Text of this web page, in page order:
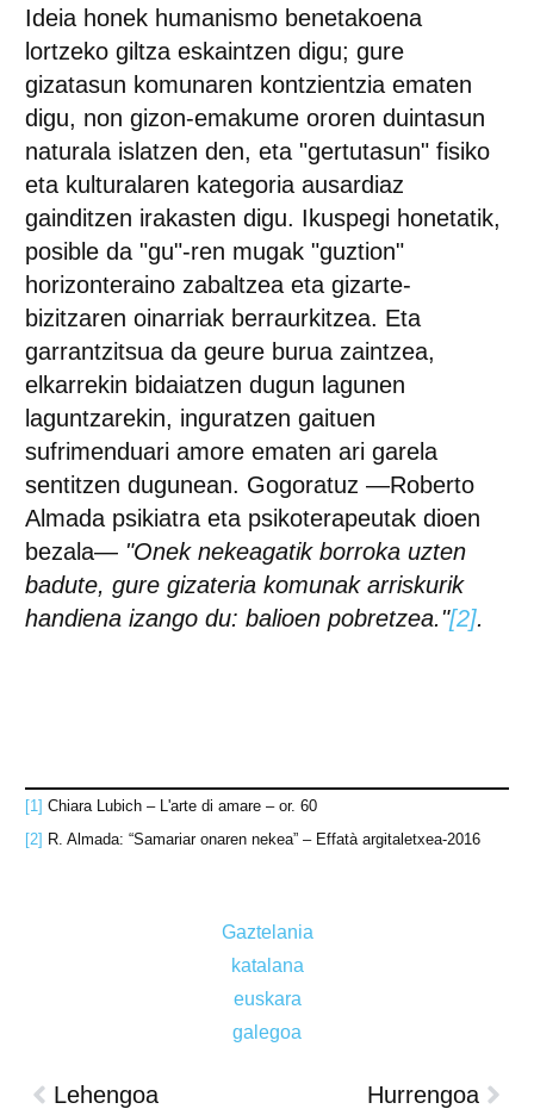
Ideia honek humanismo benetakoena
lortzeko giltza eskaintzen digu; gure
gizatasun komunaren kontzientzia ematen
digu, non gizon-emakume ororen duintasun
naturala islatzen den, eta "gertutasun" fisiko
eta kulturalaren kategoria ausardiaz
gainditzen irakasten digu. Ikuspegi honetatik,
posible da "gu"-ren mugak "guztion"
horizonteraino zabaltzea eta gizarte-
bizitzaren oinarriak berraurkitzea. Eta
garrantzitsua da geure burua zaintzea,
elkarrekin bidaiatzen dugun lagunen
laguntzarekin, inguratzen gaituen
sufrimenduari amore ematen ari garela
sentitzen dugunean. Gogoratuz —Roberto
Almada psikiatra eta psikoterapeutak dioen
bezala— "Onek nekeagatik borroka uzten
badute, gure gizateria komunak arriskurik
handiena izango du: balioen pobretzea."[2].
[1] Chiara Lubich – L'arte di amare – or. 60
[2] R. Almada: “Samariar onaren nekea” – Effatà argitaletxea-2016
Gaztelania
katalana
euskara
galegoa
Lehengoa Hurrengoa